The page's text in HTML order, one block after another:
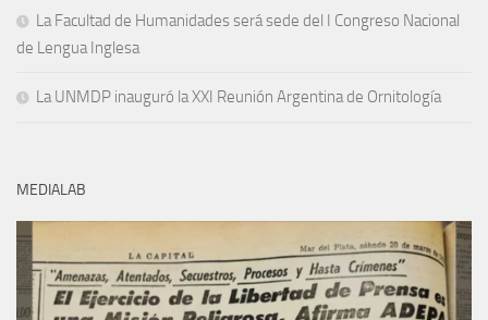
La Facultad de Humanidades será sede del I Congreso Nacional
de Lengua Inglesa
La UNMDP inauguró la XXI Reunión Argentina de Ornitología
MEDIALAB